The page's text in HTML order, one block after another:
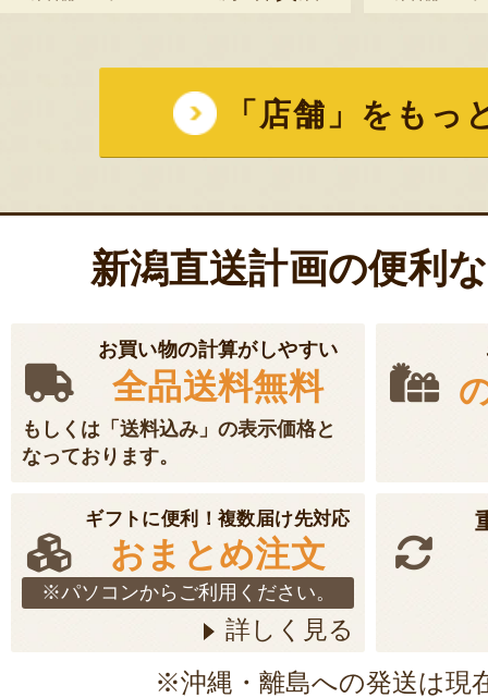
「店舗」をもっ
新潟直送計画の便利
お買い物の計算がしやすい
全品送料無料
もしくは「送料込み」の表示価格と
なっております。
ギフトに便利！複数届け先対応
おまとめ注文
※パソコンからご利用ください。
詳しく見る
※沖縄・離島への発送は現